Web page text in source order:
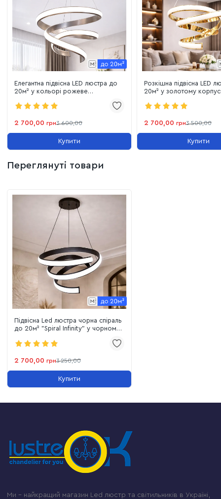
забезпечують швидку установку на будь-який тип стелі.
Тривалий ресурс:вбудовані світлодіоди розраховані
на роки безперебійної роботи без потреби в заміні
ламп.
Елегантна підвісна LED люстра до
20м² у кольорі рожеве
(B9CF)
2 700,00 грн3 600,00
Купити
Розкішна підвісна LED
20м² у золотому
2 700,00 грн3 500,00
Купити
Переглянуті товари
Підвісна Led люстра чорна спіраль
до 20м² "Spiral Infinity" у чорному
2 700,00 грн3 250,00
Купити
Ми – найкращий магазин Led люстр та світильників в Україні,